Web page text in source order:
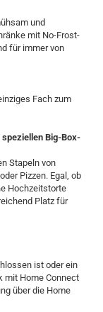
und
mit No-Frost-
für immer von
Fach zum
Big-Box-
Stapeln von
Pizzen. Egal, ob
Hochzeitstorte
Platz für
ist oder ein
mit Home Connect
über die Home